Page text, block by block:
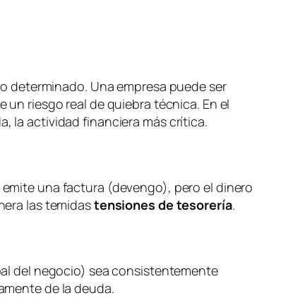
determinado. Una empresa puede ser
riesgo real de quiebra técnica. En el
la actividad financiera más crítica.
una factura (devengo), pero el dinero
las temidastensiones de tesorería.
del negocio) sea consistentemente
de la deuda.